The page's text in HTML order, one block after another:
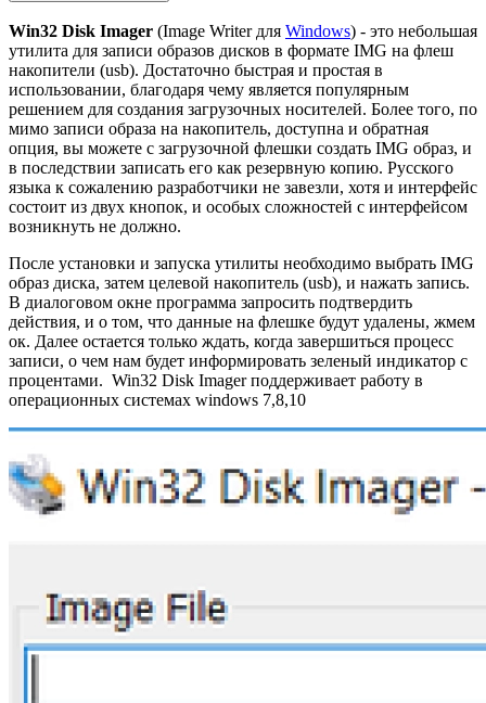
Win32 Disk Imager (Image Writer для Windows) - это небольшая
утилита для записи образов дисков в формате IMG на флеш
накопители (usb). Достаточно быстрая и простая в
использовании, благодаря чему является популярным
решением для создания загрузочных носителей. Более того, по
мимо записи образа на накопитель, доступна и обратная
опция, вы можете с загрузочной флешки создать IMG образ, и
в последствии записать его как резервную копию. Русского
языка к сожалению разработчики не завезли, хотя и интерфейс
состоит из двух кнопок, и особых сложностей с интерфейсом
возникнуть не должно.
После установки и запуска утилиты необходимо выбрать IMG
образ диска, затем целевой накопитель (usb), и нажать запись.
В диалоговом окне программа запросить подтвердить
действия, и о том, что данные на флешке будут удалены, жмем
ок. Далее остается только ждать, когда завершиться процесс
записи, о чем нам будет информировать зеленый индикатор с
процентами. Win32 Disk Imager поддерживает работу в
операционных системах windows 7,8,10